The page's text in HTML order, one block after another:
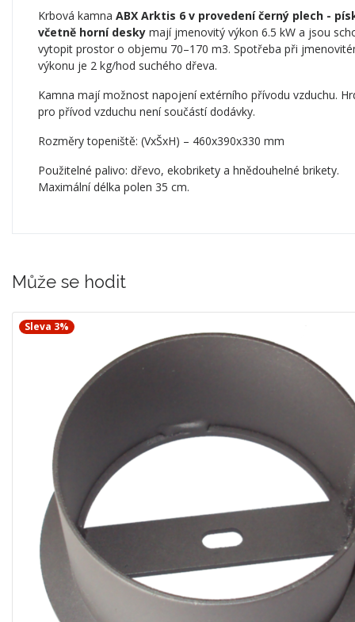
Krbová kamna ABX Arktis 6 v provedení černý plech -
včetně horní desky mají jmenovitý výkon 6.5 kW a jsou
vytopit prostor o objemu 70–170 m3. Spotřeba při
výkonu je 2 kg/hod suchého dřeva.
Kamna mají možnost napojení extérního přívodu vzduchu.
pro přívod vzduchu není součástí dodávky.
Rozměry topeniště: (VxŠxH) – 460x390x330 mm
Použitelné palivo: dřevo, ekobrikety a hnědouhelné brikety.
Maximální délka polen 35 cm.
Může se hodit
Sleva 3%